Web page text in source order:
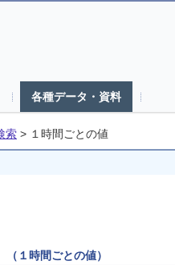
各種データ・資料
索 > １時間ごとの値
１時間ごとの値）